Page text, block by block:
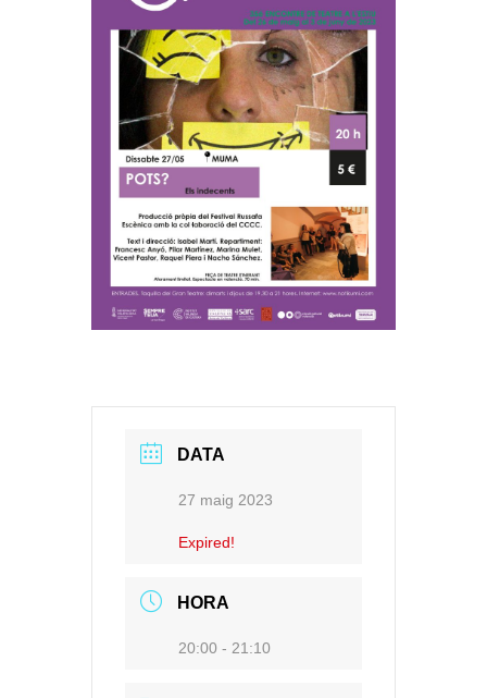
DATA
27 maig 2023
Expired!
HORA
20:00 - 21:10